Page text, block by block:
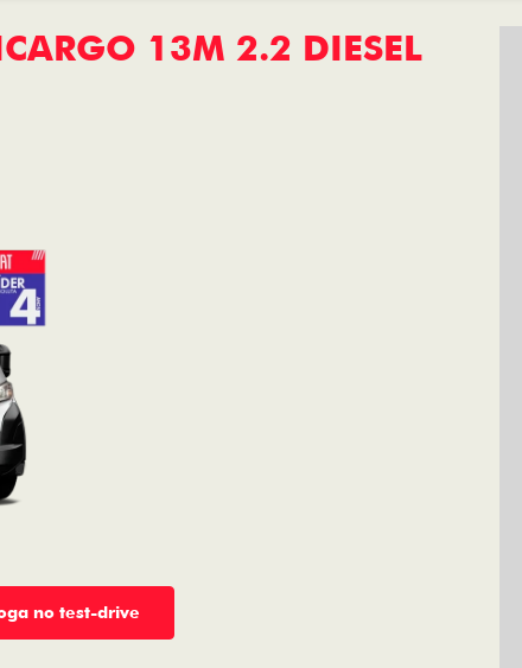
13M 2.2 DIESEL
no test-drive